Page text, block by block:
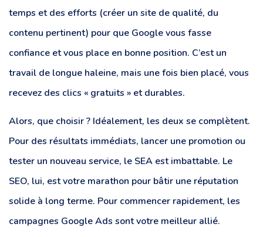
temps et des efforts (créer un site de qualité, du
contenu pertinent) pour que Google vous fasse
confiance et vous place en bonne position. C’est un
travail de longue haleine, mais une fois bien placé, vous
recevez des clics « gratuits » et durables.
Alors, que choisir ? Idéalement, les deux se complètent.
Pour des résultats immédiats, lancer une promotion ou
tester un nouveau service, le SEA est imbattable. Le
SEO, lui, est votre marathon pour bâtir une réputation
solide à long terme. Pour commencer rapidement, les
campagnes Google Ads sont votre meilleur allié.